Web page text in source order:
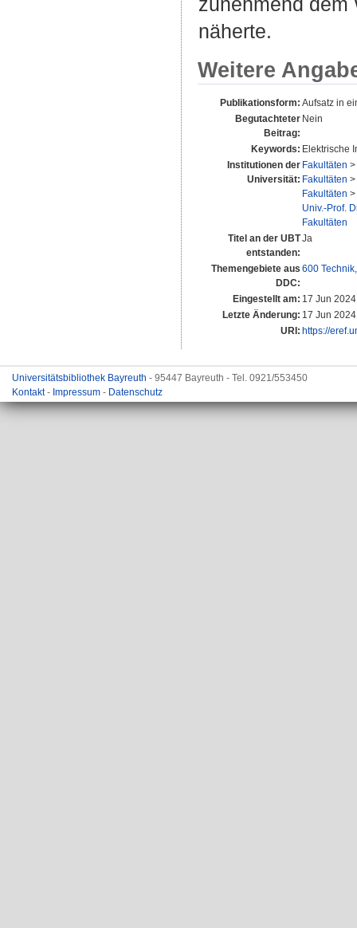
näherte.
Weitere
Publikationsform: Aufsatz in
Begutachteter
Beitrag:
Nein
Keywords: Elektrische
Institutionen der
Universität:
Fakultäten >
Fakultäten >
Fakultäten >
Univ.-Prof.
Fakultäten
Titel an der UBT
entstanden:
Ja
Themengebiete aus
DDC:
600
Eingestellt am: 17 Jun
Letzte Änderung: 17 Jun
URI: https://
Universitätsbibliothek Bayreuth - 95447 Bayreuth - Tel. 0921/553450
Kontakt- Impressum - Datenschutz